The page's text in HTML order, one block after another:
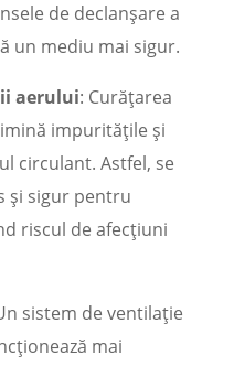
de declanșare a
un mediu mai sigur.
aerului: Curățarea
impuritățile și
circulant. Astfel, se
și sigur pentru
riscul de afecțiuni
sistem de ventilație
mai